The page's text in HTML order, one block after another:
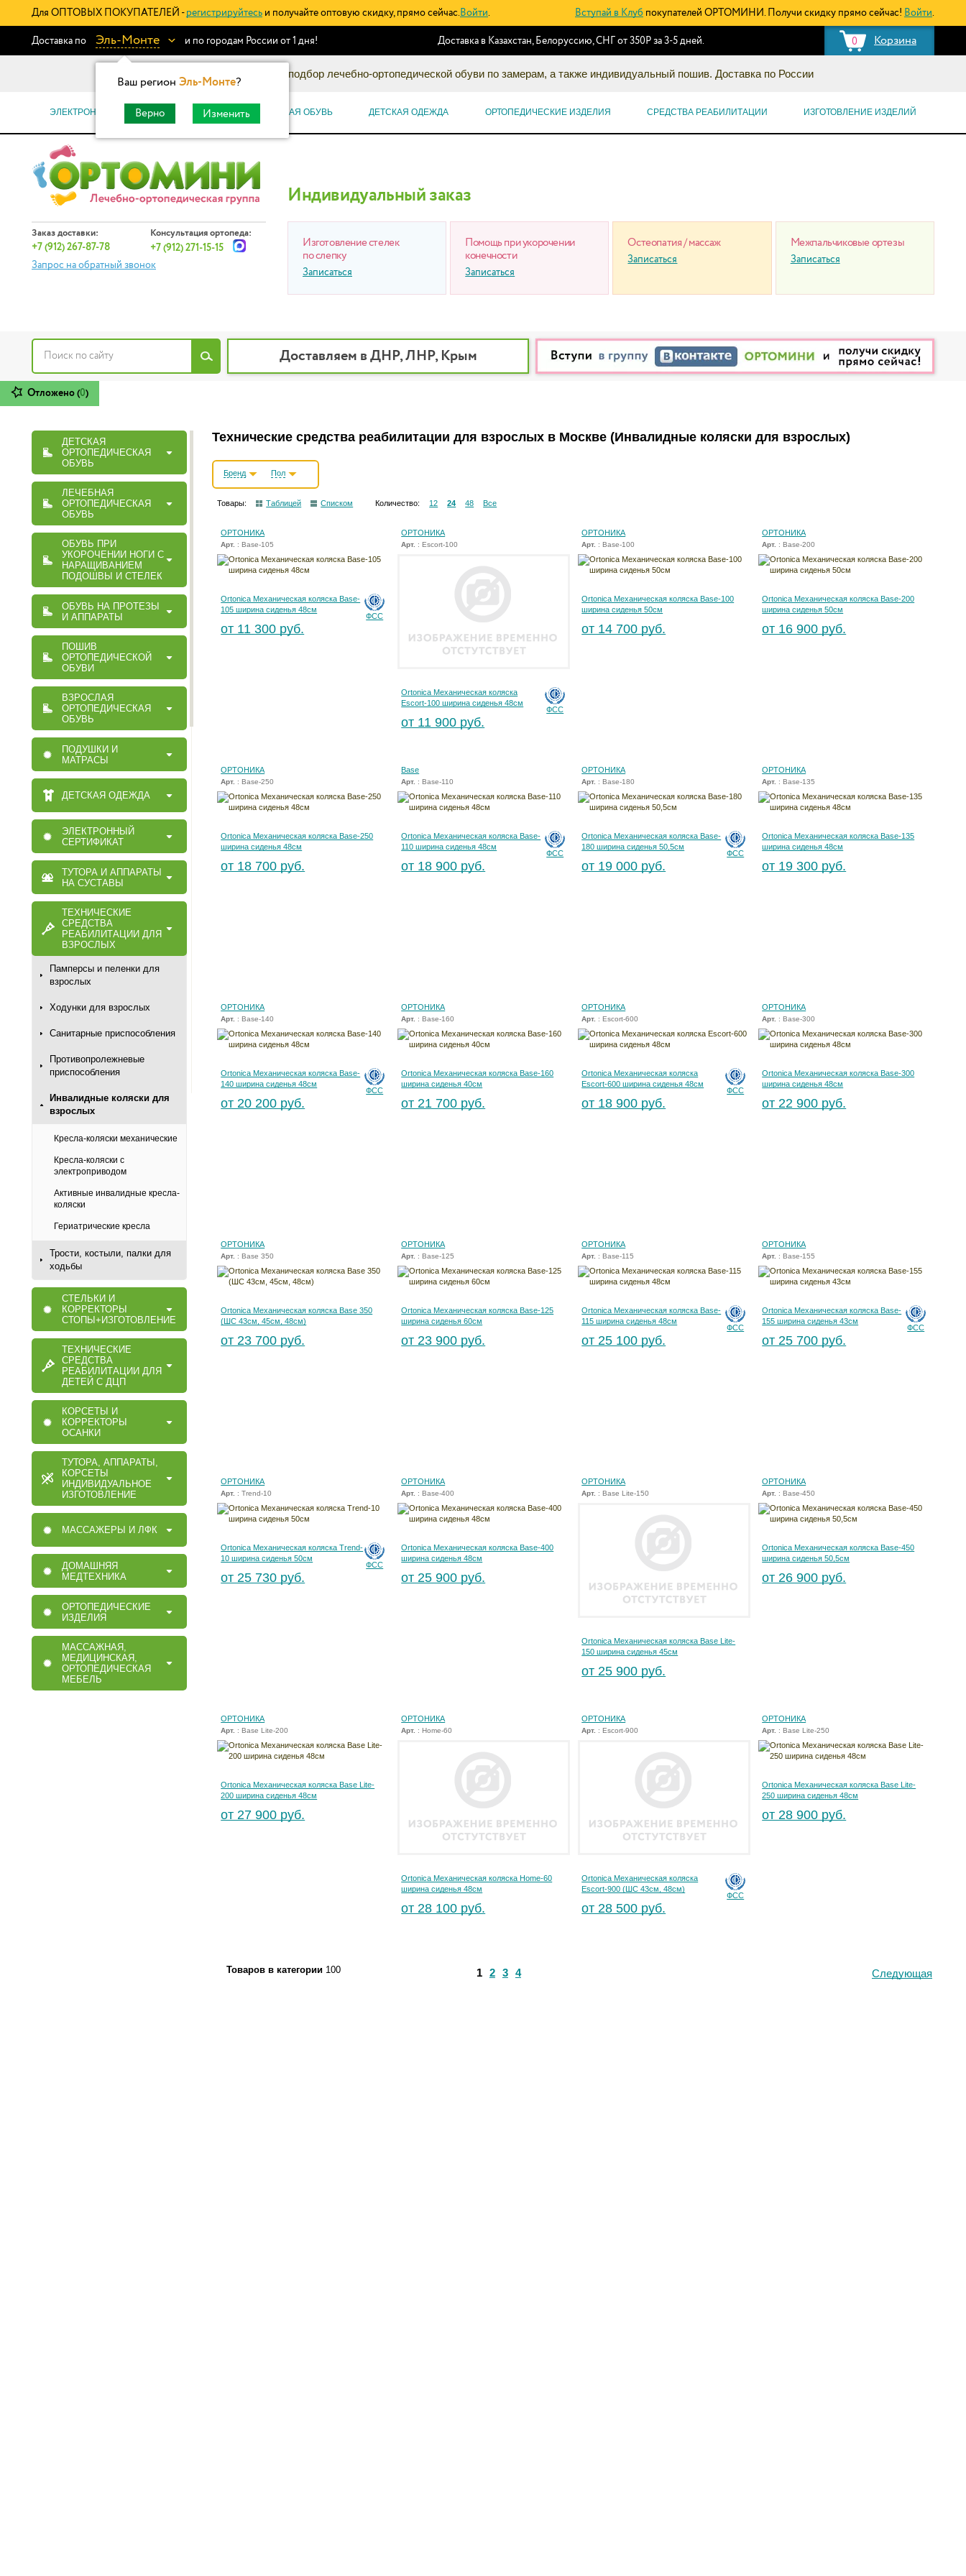
Для ОПТОВЫХ ПОКУПАТЕЛЕЙ - регистрируйтесь и получайте оптовую скидку, прямо сейчас.Войти. Вступай в Клуб покупателей ОРТОМИНИ. Получи скидку прямо сейчас! Войти.
Доставка по Эль-Монте
Ваш регион Эль-Монте?
Верно Изменить
и по городам России от 1 дня! 0 Корзина
Доставка в Казахстан, Белоруссию, СНГ от 350Р за 3-5 дней.
Информационный каталог: подбор лечебно-ортопедической обуви по замерам, а также индивидуальный пошив. Доставка по России
ЭЛЕКТРОННЫЕ СЕРТИФИКАТЫ ОРТОПЕДИЧЕСКАЯ ОБУВЬ ДЕТСКАЯ ОДЕЖДА ОРТОПЕДИЧЕСКИЕ ИЗДЕЛИЯ СРЕДСТВА РЕАБИЛИТАЦИИ ИЗГОТОВЛЕНИЕ ИЗДЕЛИЙ
Заказ доставки:
+7 (912) 267-87-78
Консультация ортопеда:
+7 (912) 271-15-15
Запрос на обратный звонок
Индивидуальный заказ
Изготовление стелек
по слепку
Записаться
Помощь при укорочении
конечности
Записаться
Остеопатия / массаж
Записаться
Межпальчиковые ортезы
Записаться
Доставляем в ДНР, ЛНР, Крым
Отложено (0)
ДЕТСКАЯ
ОРТОПЕДИЧЕСКАЯ
ОБУВЬ
ЛЕЧЕБНАЯ
ОРТОПЕДИЧЕСКАЯ
ОБУВЬ
ОБУВЬ ПРИ
УКОРОЧЕНИИ НОГИ С
НАРАЩИВАНИЕМ
ПОДОШВЫ И СТЕЛЕК
ОБУВЬ НА ПРОТЕЗЫ
И АППАРАТЫ
ПОШИВ
ОРТОПЕДИЧЕСКОЙ
ОБУВИ
ВЗРОСЛАЯ
ОРТОПЕДИЧЕСКАЯ
ОБУВЬ
ПОДУШКИ И
МАТРАСЫ
ДЕТСКАЯ ОДЕЖДА
ЭЛЕКТРОННЫЙ
СЕРТИФИКАТ
ТУТОРА И АППАРАТЫ
НА СУСТАВЫ
ТЕХНИЧЕСКИЕ
СРЕДСТВА
РЕАБИЛИТАЦИИ ДЛЯ
ВЗРОСЛЫХ
Памперсы и пеленки для
взрослых
Ходунки для взрослых
Санитарные приспособления
Противопролежневые
приспособления
Инвалидные коляски для
взрослых
Кресла-коляски механические
Кресла-коляски с
электроприводом
Активные инвалидные кресла-
коляски
Гериатрические кресла
Трости, костыли, палки для
ходьбы
СТЕЛЬКИ И
КОРРЕКТОРЫ
СТОПЫ+ИЗГОТОВЛЕНИЕ
ТЕХНИЧЕСКИЕ
СРЕДСТВА
РЕАБИЛИТАЦИИ ДЛЯ
ДЕТЕЙ С ДЦП
КОРСЕТЫ И
КОРРЕКТОРЫ
ОСАНКИ
ТУТОРА, АППАРАТЫ,
КОРСЕТЫ
ИНДИВИДУАЛЬНОЕ
ИЗГОТОВЛЕНИЕ
МАССАЖЕРЫ И ЛФК
ДОМАШНЯЯ
МЕДТЕХНИКА
ОРТОПЕДИЧЕСКИЕ
ИЗДЕЛИЯ
МАССАЖНАЯ,
МЕДИЦИНСКАЯ,
ОРТОПЕДИЧЕСКАЯ
МЕБЕЛЬ
Технические средства реабилитации для взрослых в Москве(Инвалидные коляски для взрослых)
Бренд Пол
Товары: Таблицей Списком Количество: 12 24 48 Все
ОРТОНИКА
Арт. : Base-105
ФСС
Ortonica Механическая коляска Base-
105 ширина сиденья 48см
от 11 300 руб.
ОРТОНИКА
Арт. : Escort-100
ФСС
Ortonica Механическая коляска
Escort-100 ширина сиденья 48см
от 11 900 руб.
ОРТОНИКА
Арт. : Base-100
Ortonica Механическая коляска Base-100
ширина сиденья 50см
от 14 700 руб.
ОРТОНИКА
Арт. : Base-200
Ortonica Механическая коляска Base-200
ширина сиденья 50см
от 16 900 руб.
ОРТОНИКА
Арт. : Base-250
Ortonica Механическая коляска Base-250
ширина сиденья 48см
от 18 700 руб.
Base
Арт. : Base-110
ФСС
Ortonica Механическая коляска Base-
110 ширина сиденья 48см
от 18 900 руб.
ОРТОНИКА
Арт. : Base-180
ФСС
Ortonica Механическая коляска Base-
180 ширина сиденья 50,5см
от 19 000 руб.
ОРТОНИКА
Арт. : Base-135
Ortonica Механическая коляска Base-135
ширина сиденья 48см
от 19 300 руб.
ОРТОНИКА
Арт. : Base-140
ФСС
Ortonica Механическая коляска Base-
140 ширина сиденья 48см
от 20 200 руб.
ОРТОНИКА
Арт. : Base-160
Ortonica Механическая коляска Base-160
ширина сиденья 40см
от 21 700 руб.
ОРТОНИКА
Арт. : Escort-600
ФСС
Ortonica Механическая коляска
Escort-600 ширина сиденья 48см
от 18 900 руб.
ОРТОНИКА
Арт. : Base-300
Ortonica Механическая коляска Base-300
ширина сиденья 48см
от 22 900 руб.
ОРТОНИКА
Арт. : Base 350
Ortonica Механическая коляска Base 350
(ШС 43см, 45см, 48см)
от 23 700 руб.
ОРТОНИКА
Арт. : Base-125
Ortonica Механическая коляска Base-125
ширина сиденья 60см
от 23 900 руб.
ОРТОНИКА
Арт. : Base-115
ФСС
Ortonica Механическая коляска Base-
115 ширина сиденья 48см
от 25 100 руб.
ОРТОНИКА
Арт. : Base-155
ФСС
Ortonica Механическая коляска Base-
155 ширина сиденья 43см
от 25 700 руб.
ОРТОНИКА
Арт. : Trend-10
ФСС
Ortonica Механическая коляска Trend-
10 ширина сиденья 50см
от 25 730 руб.
ОРТОНИКА
Арт. : Base-400
Ortonica Механическая коляска Base-400
ширина сиденья 48см
от 25 900 руб.
ОРТОНИКА
Арт. : Base Lite-150
Ortonica Механическая коляска Base Lite-
150 ширина сиденья 45см
от 25 900 руб.
ОРТОНИКА
Арт. : Base-450
Ortonica Механическая коляска Base-450
ширина сиденья 50,5см
от 26 900 руб.
ОРТОНИКА
Арт. : Base Lite-200
Ortonica Механическая коляска Base Lite-
200 ширина сиденья 48см
от 27 900 руб.
ОРТОНИКА
Арт. : Home-60
Ortonica Механическая коляска Home-60
ширина сиденья 48см
от 28 100 руб.
ОРТОНИКА
Арт. : Escort-900
ФСС
Ortonica Механическая коляска
Escort-900 (ШС 43см, 48см)
от 28 500 руб.
ОРТОНИКА
Арт. : Base Lite-250
Ortonica Механическая коляска Base Lite-
250 ширина сиденья 48см
от 28 900 руб.
Товаров в категории 100 1 2 3 4 Следующая